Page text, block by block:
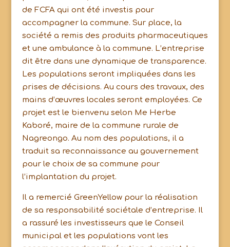
de FCFA qui ont été investis pour
accompagner la commune. Sur place, la
société a remis des produits pharmaceutiques
et une ambulance à la commune. L’entreprise
dit être dans une dynamique de transparence.
Les populations seront impliquées dans les
prises de décisions. Au cours des travaux, des
mains d’œuvres locales seront employées. Ce
projet est le bienvenu selon Me Herbe
Kaboré, maire de la commune rurale de
Nagreongo. Au nom des populations, il a
traduit sa reconnaissance au gouvernement
pour le choix de sa commune pour
l’implantation du projet.
Il a remercié GreenYellow pour la réalisation
de sa responsabilité sociétale d’entreprise. Il
a rassuré les investisseurs que le Conseil
municipal et les populations vont les